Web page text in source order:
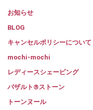
お知らせ
BLOG
キャンセルポリシーについて
mochi-mochi
レディースシェービング
バザルト®ストーン
トーンヌール